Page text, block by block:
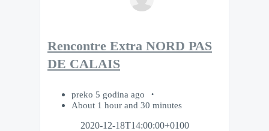
Rencontre Extra NORD PAS
DE CALAIS
preko 5 godina ago
About 1 hour and 30 minutes
2020-12-18T14:00:00+0100